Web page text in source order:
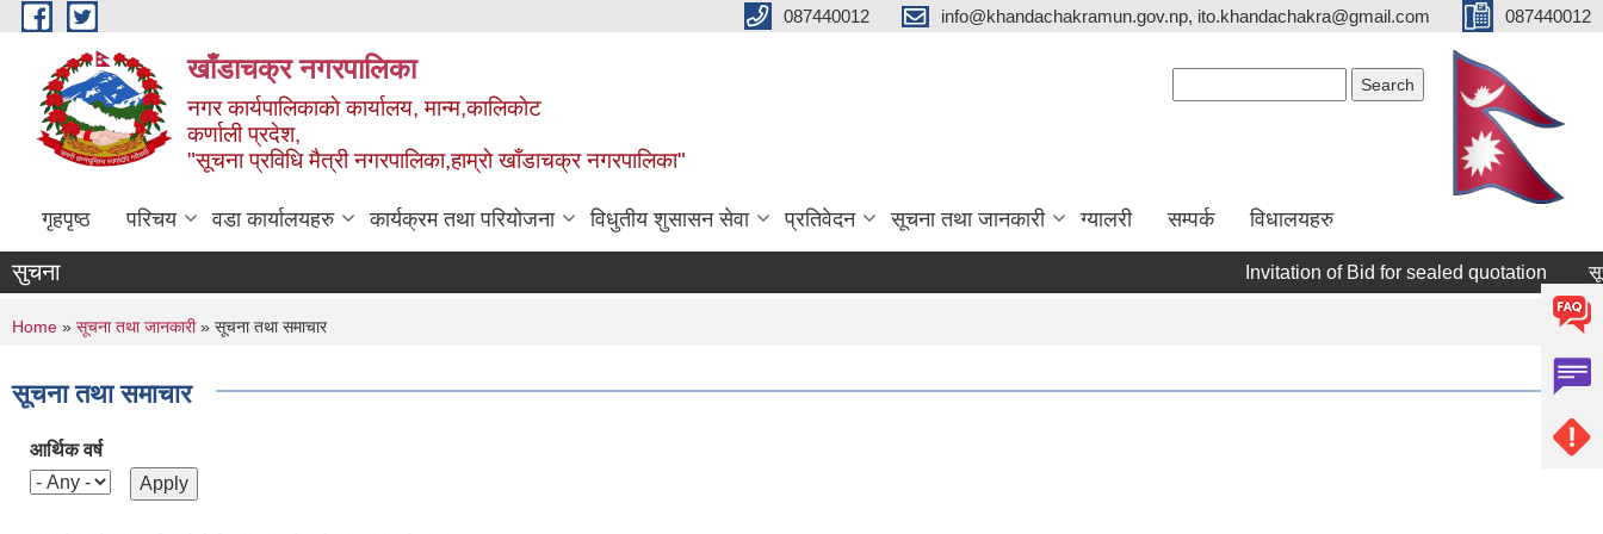
Skip to main content 087440012 info@khandachakramun.gov.np, ito.khandachakra@gmail.com 087440012
खाँडाचक्र नगरपालिका
नगर कार्यपालिकाकाे कार्यालय, मान्म,कालिकाेट
क‍र्णाली प्रदेश,
"सूचना प्रविधि मैत्री नगरपालिका,हाम्राे खाँडाचक्र नगरपालिका"
गृहपृष्ठ परिचय वडा कार्यालयहरु कार्यक्रम तथा परियोजना विधुतीय शुसासन सेवा प्रतिवेदन सूचना तथा जानकारी ग्यालरी सम्पर्क विधालयहरु
सुचना Invitation of Bid for sealed quotation
You are here
Home » सूचना तथा जानकारी» सूचना तथा समाचार
सूचना तथा समाचार
आर्थिक वर्ष